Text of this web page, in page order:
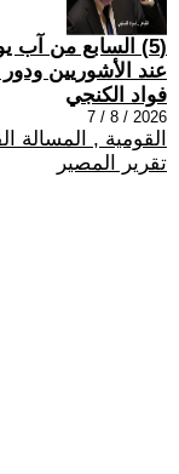
(5) السابع من آب
عند الأشوريين
فواد الكنجي
2026 / 8 / 7
القومية , المسالة
تقرير المصير